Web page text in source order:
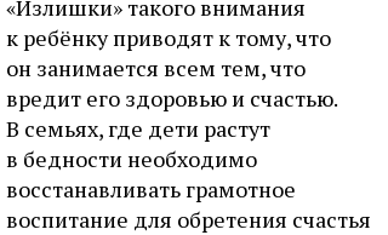
«Излишки» такого внимания
к ребёнку приводят к тому, что
он занимается всем тем, что
вредит его здоровью и счастью.
В семьях, где дети растут
в бедности необходимо
восстанавливать грамотное
воспитание для обретения счастья